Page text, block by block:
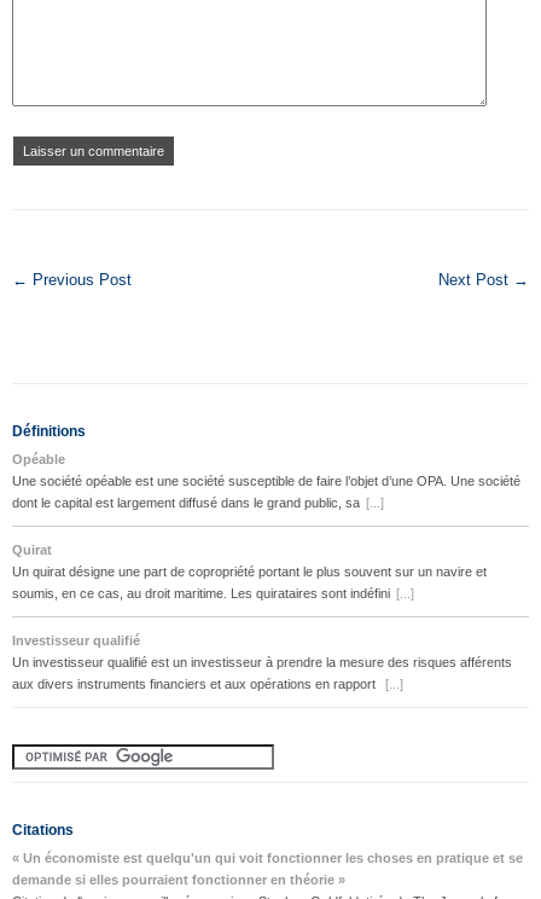
← Previous Post Next Post →
Définitions
Opéable
Une société opéable est une société susceptible de faire l’objet d’une OPA. Une société
dont le capital est largement diffusé dans le grand public, sa [...]
Quirat
Un quirat désigne une part de copropriété portant le plus souvent sur un navire et
soumis, en ce cas, au droit maritime. Les quirataires sont indéfini [...]
Investisseur qualifié
Un investisseur qualifié est un investisseur à prendre la mesure des risques afférents
aux divers instruments financiers et aux opérations en rapport
[...]
Citations
« Un économiste est quelqu'un qui voit fonctionner les choses en pratique et se
demande si elles pourraient fonctionner en théorie »